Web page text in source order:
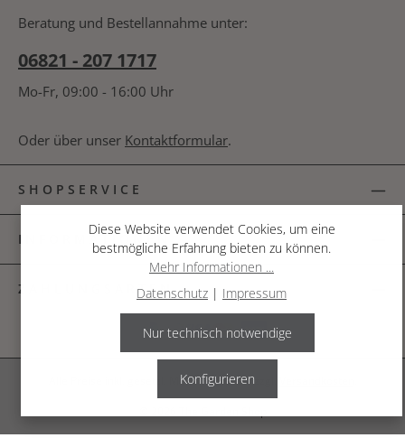
Beratung und Bestellannahme unter:
06821 - 207 1717
Mo-Fr, 09:00 - 16:00 Uhr
Oder über unser Kontaktformular.
SHOPSERVICE
INFORMATIONEN
ZAHLUNGSARTEN
Alle Preise inkl. gesetzl. Mehrwertsteuer zzgl.
Diese Website verwendet Cookies, um eine
bestmögliche Erfahrung bieten zu können.
Mehr Informationen ...
Datenschutz | Impressum
Nur technisch notwendige
Konfigurieren